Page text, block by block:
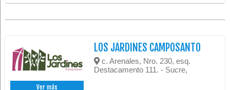
Ver más
LOS JARDINES CAMPOSANTO
c. Arenales, Nro. 230, esq.
Destacamento 111. - Sucre,